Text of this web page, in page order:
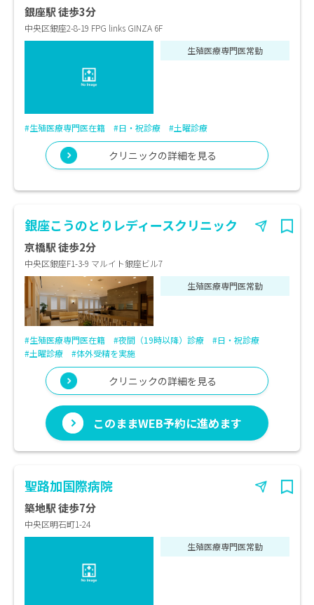
銀座駅 徒歩3分
中央区銀座2-8-19 FPG links GINZA 6F
生殖医療専門医常勤
#生殖医療専門医在籍 #日・祝診療 #土曜診療
クリニックの詳細を見る
銀座こうのとりレディースクリニック
京橋駅 徒歩2分
中央区銀座F1-3-9 マルイト銀座ビル7
生殖医療専門医常勤
#生殖医療専門医在籍 #夜間（19時以降）診療
#日・祝診療
#土曜診療
#体外受精を実施
クリニックの詳細を見る
このままWEB予約に進めます
聖路加国際病院
築地駅 徒歩7分
中央区明石町1-24
生殖医療専門医常勤